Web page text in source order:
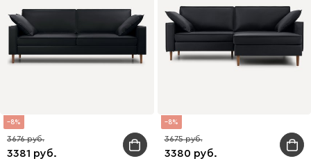
8
3381
3676
8
3380
3675